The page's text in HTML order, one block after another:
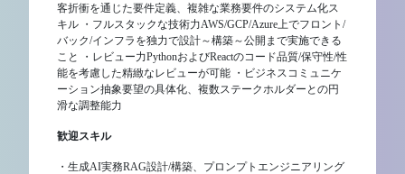
客折衝を通じた要件定義、複雑な業務要件のシステム化ス
キル ・フルスタックな技術力AWS/GCP/Azure上でフロント/
バック/インフラを独力で設計～構築～公開まで実施できる
こと ・レビュー力PythonおよびReactのコード品質/保守性/性
能を考慮した精緻なレビューが可能 ・ビジネスコミュニケ
ーション抽象要望の具体化、複数ステークホルダーとの円
滑な調整能力
歓迎スキル
・生成AI実務RAG設計/構築、プロンプトエンジニアリング